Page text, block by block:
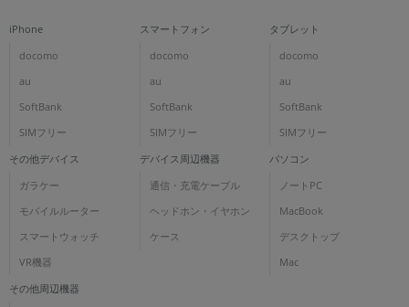
iPhone
docomo
au
SoftBank
SIMフリー
スマートフォン
docomo
au
SoftBank
SIMフリー
タブレット
docomo
au
SoftBank
SIMフリー
その他デバイス
ガラケー
モバイルルーター
スマートウォッチ
VR機器
デバイス周辺機器
通信・充電ケーブル
ヘッドホン・イヤホン
ケース
パソコン
ノートPC
MacBook
デスクトップ
Mac
その他周辺機器